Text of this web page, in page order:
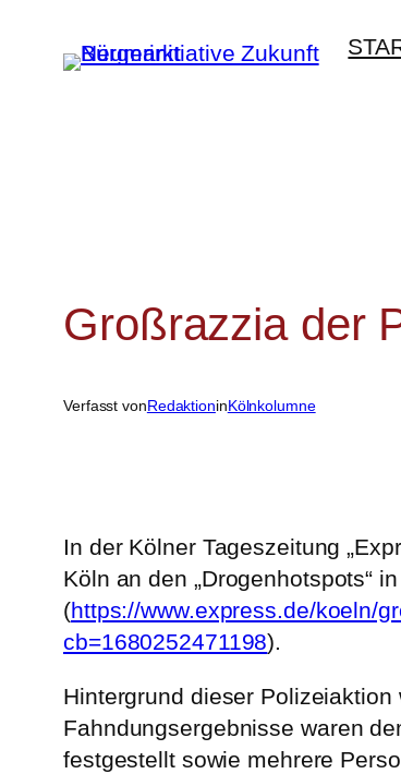
Inhalt
Großrazzia der
Verfasst vonRedaktioninKölnkolumne
In der Kölner Tageszeitung
Köln an den „Drogenhotspots“
(https://www.express.de/koeln/
cb=1680252471198).
Hintergrund dieser
Fahndungsergebnisse waren
festgestellt sowie mehrere